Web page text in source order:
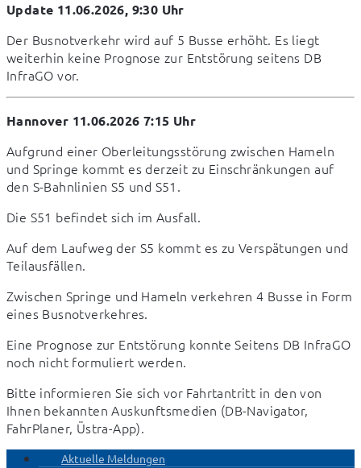
Update 11.06.2026, 9:30 Uhr
Der Busnotverkehr wird auf 5 Busse erhöht. Es liegt
weiterhin keine Prognose zur Entstörung seitens DB
InfraGO vor.
Hannover 11.06.2026 7:15 Uhr
Aufgrund einer Oberleitungsstörung zwischen Hameln
und Springe kommt es derzeit zu Einschränkungen auf
den S-Bahnlinien S5 und S51.
Die S51 befindet sich im Ausfall.
Auf dem Laufweg der S5 kommt es zu Verspätungen und
Teilausfällen.
Zwischen Springe und Hameln verkehren 4 Busse in Form
eines Busnotverkehres.
Eine Prognose zur Entstörung konnte Seitens DB InfraGO
noch nicht formuliert werden.
Bitte informieren Sie sich vor Fahrtantritt in den von
Ihnen bekannten Auskunftsmedien (DB-Navigator,
FahrPlaner, Üstra-App).
Aktuelle Meldungen